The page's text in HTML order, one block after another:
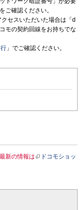
をご確認ください。
セスいただいた場合は「d
モの契約回線をお持ちでな
」でご確認ください。
新の情報は
ドコモショッ